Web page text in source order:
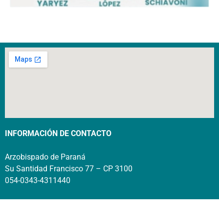
INFORMACIÓN DE CONTACTO
Arzobispado de Paraná
Su Santidad Francisco 77 – CP 3100
054-0343-4311440